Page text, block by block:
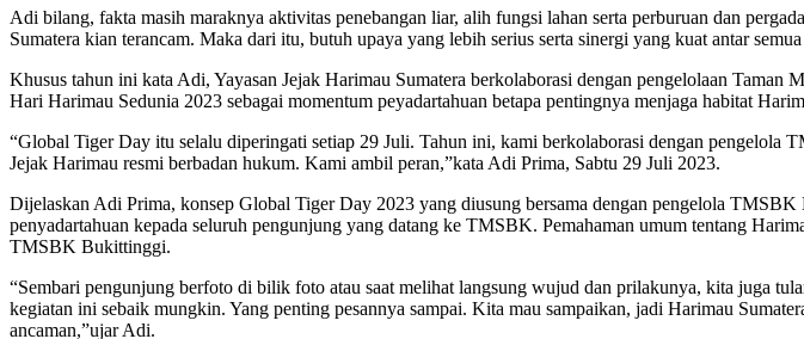
Adi bilang, fakta masih maraknya aktivitas penebangan liar, alih fungsi lahan serta perburuan dan
Sumatera kian terancam. Maka dari itu, butuh upaya yang lebih serius serta sinergi yang kuat antar
Khusus tahun ini kata Adi, Yayasan Jejak Harimau Sumatera berkolaborasi dengan pengelolaan
Hari Harimau Sedunia 2023 sebagai momentum peyadartahuan betapa pentingnya menjaga habitat
“Global Tiger Day itu selalu diperingati setiap 29 Juli. Tahun ini, kami berkolaborasi dengan pengelola
Jejak Harimau resmi berbadan hukum. Kami ambil peran,”kata Adi Prima, Sabtu 29 Juli 2023.
Dijelaskan Adi Prima, konsep Global Tiger Day 2023 yang diusung bersama dengan pengelola
penyadartahuan kepada seluruh pengunjung yang datang ke TMSBK. Pemahaman umum tentang
TMSBK Bukittinggi.
“Sembari pengunjung berfoto di bilik foto atau saat melihat langsung wujud dan prilakunya, kita juga
kegiatan ini sebaik mungkin. Yang penting pesannya sampai. Kita mau sampaikan, jadi Harimau
ancaman,”ujar Adi.